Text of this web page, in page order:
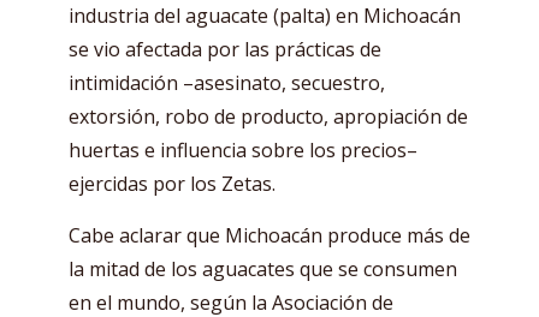
industria del aguacate (palta) en Michoacán
se vio afectada por las prácticas de
intimidación –asesinato, secuestro,
extorsión, robo de producto, apropiación de
huertas e influencia sobre los precios–
ejercidas por los Zetas.
Cabe aclarar que Michoacán produce más de
la mitad de los aguacates que se consumen
en el mundo, según la Asociación de